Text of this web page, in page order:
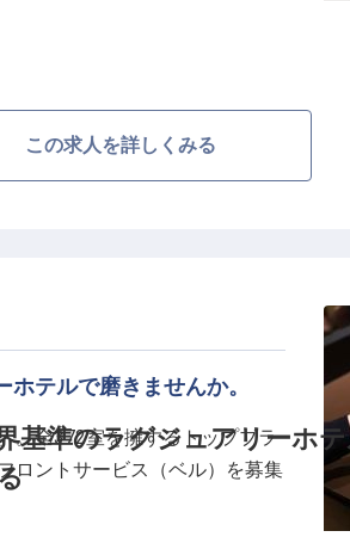
全般の管理・監督に加え、市
す。
環境
この求人を詳しくみる
基準のラグジュアリーホ
テルで磨きませんか。
。全372室を擁するトップブラ
ロントサービス（ベル）を募集